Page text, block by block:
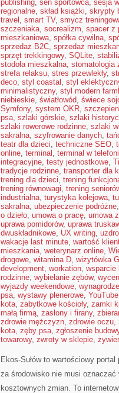
publishing, sen sportowca, sesja
regionalne, skład książki, skrypty
travel , smart TV, smycz
szczeniaka, socrealizm, spacer z
mieszkaniowa, spółka cywilna,
sprzedaż B2C, sprzedaż
sprzęt trekkingowy, SQLite,
stodoła mieszkalna, stomatologia
strefa relaksu, stres przewlekły,
deco, styl coastal , styl
minimalistyczny, styl modern
niebieskie, światłowód, świece
Symfony, system OKR,
psa, szlaki górskie, szlaki
szlaki rowerowe rodzinne, szlaki
sakralna, szyfrowanie danych,
teatr dla dzieci, techniczne SEO,
online, terminal , terminal w
integracyjne, testy jednostkowe,
tradycje rodzinne, transporter dla
trening dla dzieci, trening
trening równowagi, trening
industrialna, turystyka kolejowa,
sakralna, ubezpieczenie podróżne,
o dzieło, umowa o pracę, umowa
uprawa pomidorów, uprawa
dwuskładnikowe, UX writing,
wakacje last minute, wartość
mieszkania, weterynarz online,
drogowe, witamina D, wizytówka
development, workation, wsparcie
rodzinne, wybielanie zębów,
wyjazdy weekendowe,
psa, wystawy plenerowe,
kota, zabytkowe kościoły, zamki
małą firmą, zasłony i firany,
zdrowie mężczyzn, zdrowie oczu,
kota, zęby psa, zgłoszenie
towarowy, zwroty w sklepie,
Ekos-Sułów to wartościowy
za środowisko nie musi
kosztownych zmian. To